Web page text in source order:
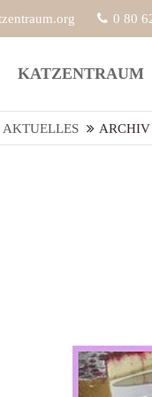
leider
0 80
KATZENTRAUM
AKTUELLES ARCHIV